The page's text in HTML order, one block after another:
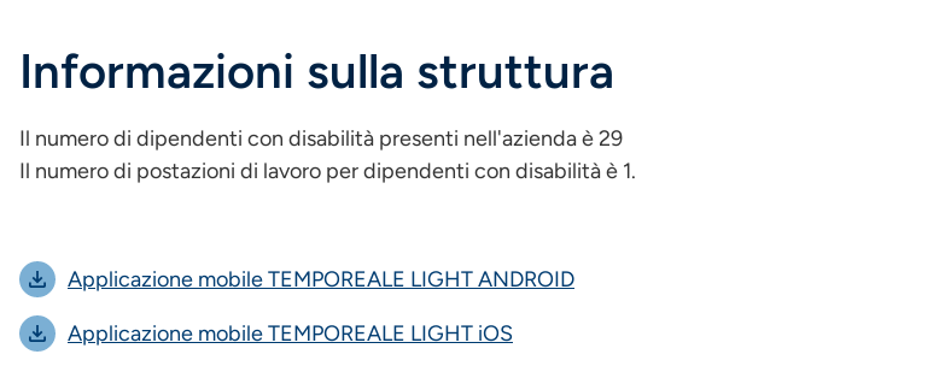
Informazioni sulla struttura
Il numero di dipendenti con disabilità presenti nell'azienda è 29
Il numero di postazioni di lavoro per dipendenti con disabilità è 1.
Applicazione mobile TEMPOREALE LIGHT ANDROID
Applicazione mobile TEMPOREALE LIGHT iOS